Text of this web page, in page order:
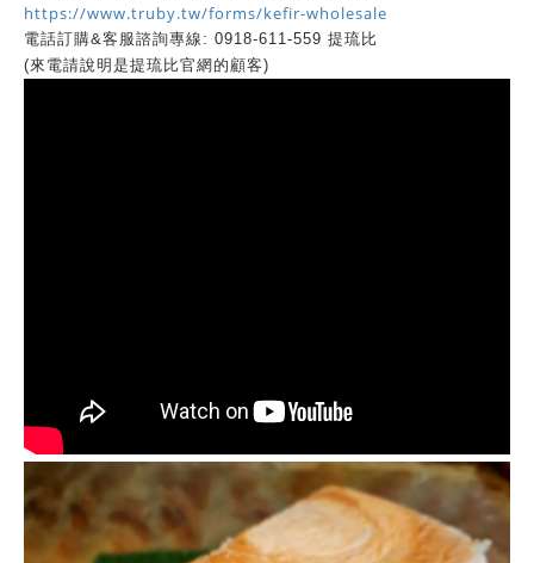
https://www.truby.tw/forms/kefir-wholesale
電話訂購&客服諮詢專線: 0918-611-559 提琉比
(來電請說明是提琉比官網的顧客)